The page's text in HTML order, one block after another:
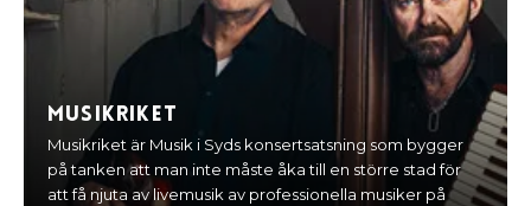
Musikriket
Musikriket är Musik i Syds konsertsatsning som bygger
på tanken att man inte måste åka till en större stad för
att få njuta av livemusik av professionella musiker på